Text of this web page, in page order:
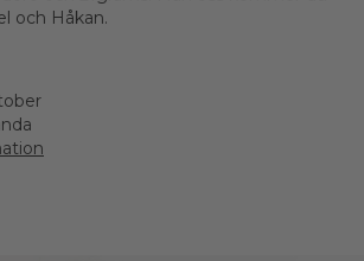
och Håkan.